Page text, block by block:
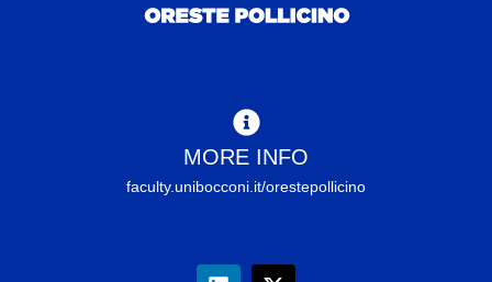
MORE INFO
faculty.unibocconi.it/orestepollicino